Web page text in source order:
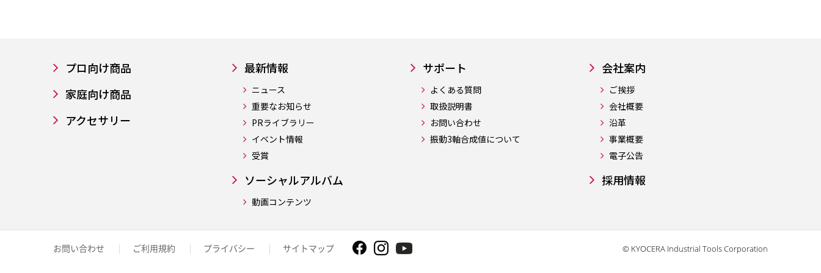
プロ向け商品
家庭向け商品
アクセサリー
最新情報
ニュース
重要なお知らせ
PRライブラリー
イベント情報
受賞
ソーシャルアルバム
動画コンテンツ
サポート
よくある質問
取扱説明書
お問い合わせ
振動3軸合成値について
会社案内
ご挨拶
会社概要
沿革
事業概要
電子公告
採用情報
お問い合わせ ご利用規約 プライバシー サイトマップ © KYOCERA Industrial Tools Corporation